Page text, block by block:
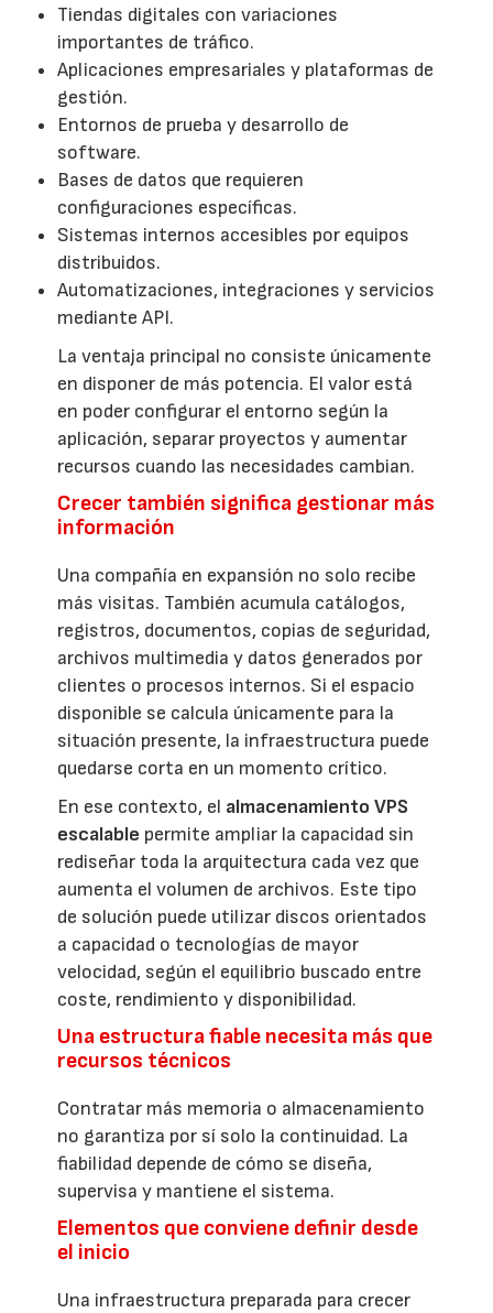
Tiendas digitales con variaciones
importantes de tráfico.
Aplicaciones empresariales y plataformas de
gestión.
Entornos de prueba y desarrollo de
software.
Bases de datos que requieren
configuraciones específicas.
Sistemas internos accesibles por equipos
distribuidos.
Automatizaciones, integraciones y servicios
mediante API.
La ventaja principal no consiste únicamente
en disponer de más potencia. El valor está
en poder configurar el entorno según la
aplicación, separar proyectos y aumentar
recursos cuando las necesidades cambian.
Crecer también significa gestionar más
información
Una compañía en expansión no solo recibe
más visitas. También acumula catálogos,
registros, documentos, copias de seguridad,
archivos multimedia y datos generados por
clientes o procesos internos. Si el espacio
disponible se calcula únicamente para la
situación presente, la infraestructura puede
quedarse corta en un momento crítico.
En ese contexto, el almacenamiento VPS
escalable permite ampliar la capacidad sin
rediseñar toda la arquitectura cada vez que
aumenta el volumen de archivos. Este tipo
de solución puede utilizar discos orientados
a capacidad o tecnologías de mayor
velocidad, según el equilibrio buscado entre
coste, rendimiento y disponibilidad.
Una estructura fiable necesita más que
recursos técnicos
Contratar más memoria o almacenamiento
no garantiza por sí solo la continuidad. La
fiabilidad depende de cómo se diseña,
supervisa y mantiene el sistema.
Elementos que conviene definir desde
el inicio
Una infraestructura preparada para crecer